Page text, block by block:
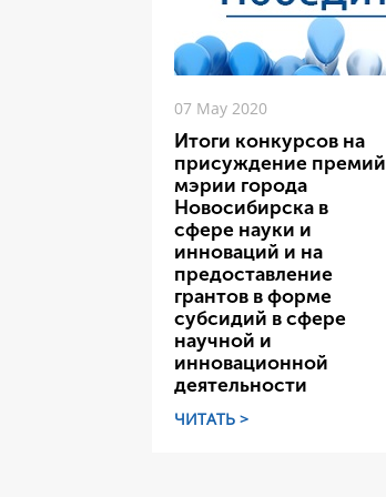
07 May 2020
Итоги конкурсов на
присуждение премий
мэрии города
Новосибирска в
сфере науки и
инноваций и на
предоставление
грантов в форме
субсидий в сфере
научной и
инновационной
деятельности
ЧИТАТЬ >